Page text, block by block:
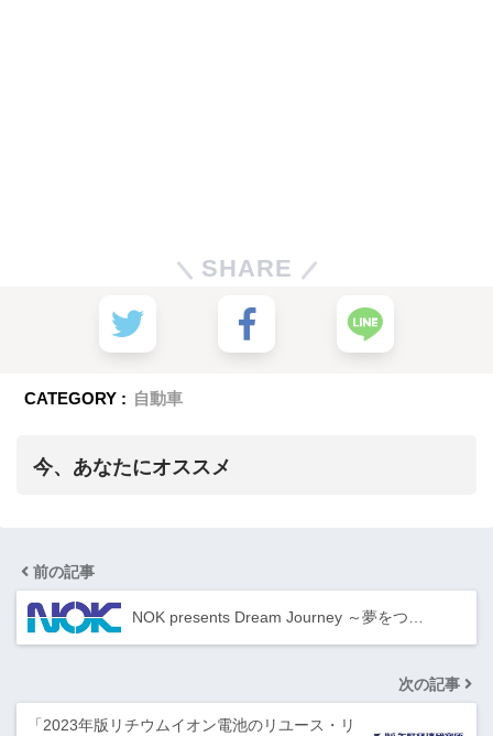
SHARE
CATEGORY : 自動車
今、あなたにオススメ
前の記事
NOK presents Dream Journey ～夢をつ…
次の記事
「2023年版リチウムイオン電池のリユース・リ